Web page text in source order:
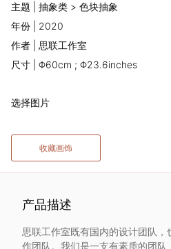
术
家
网
络
灵
感
启
主题 | 抽象类 > 色块抽象
年份 | 2020
作者 | 思联工作室
尺寸 | Φ60cm ; Φ23.6inches
选择图片
收藏画饰
产品描述
思联工作室既有国内的设计团队
作团队。我们是一支有素质的团